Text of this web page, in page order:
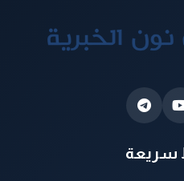
سريعة